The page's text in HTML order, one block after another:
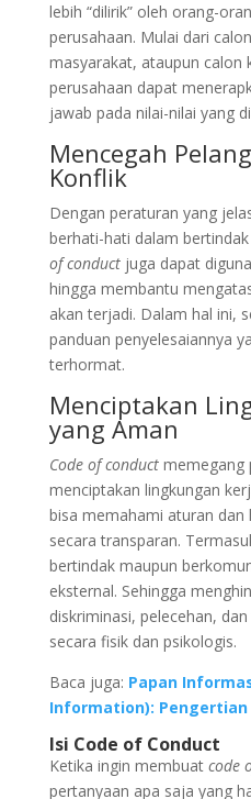
lebih “dilirik” oleh orang-
perusahaan. Mulai dari
masyarakat, ataupun calon
perusahaan dapat
jawab pada nilai-nilai yang
Mencegah
Konflik
Dengan peraturan yang
berhati-hati dalam
of conductjuga dapat
hingga membantu
akan terjadi. Dalam hal ini,
panduan penyelesaiannya
terhormat.
Menciptakan
yang Aman
Code of conduct memegang
menciptakan lingkungan
bisa memahami aturan dan
secara transparan.
bertindak maupun
eksternal. Sehingga
diskriminasi, pelecehan,
secara fisik dan psikologis.
Baca juga: Papan
Information): Pengertian
Isi Code of Conduct
Ketika ingin membuat code
pertanyaan apa saja yang